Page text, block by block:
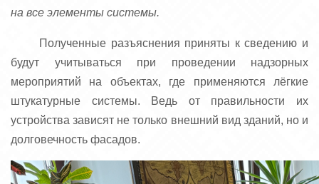
на все элементы системы.
Полученные разъяснения приняты к сведению и
будут учитываться при проведении надзорных
мероприятий на объектах, где применяются лёгкие
штукатурные системы. Ведь от правильности их
устройства зависят не только внешний вид зданий, но и
долговечность фасадов.